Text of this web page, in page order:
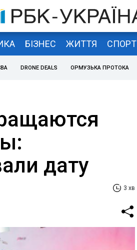
БІЗНЕС ЖИТТЯ СПОРТ
DRONE DEALS ОРМУЗЬКА ПРОТОКА
дату
3 хв